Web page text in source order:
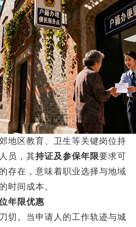
区教育、卫生等关键岗位持
员，其持证及参保年限要求可
存在，意味着职业选择与地域
时间成本。
年限优惠
。当申请人的工作轨迹与城